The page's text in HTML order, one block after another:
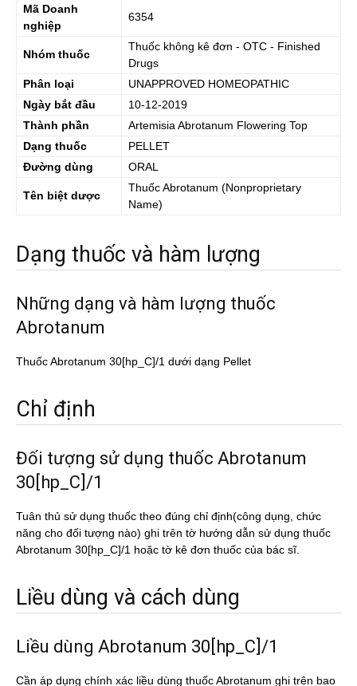
Mã Doanh
nghiệp
6354
Nhóm thuốc
Thuốc không kê đơn - OTC - Finished
Drugs
Phân loại
UNAPPROVED HOMEOPATHIC
Ngày bắt đầu
10-12-2019
Thành phần
Artemisia Abrotanum Flowering Top
Dạng thuốc
PELLET
Đường dùng
ORAL
Tên biệt dược
ThuốcAbrotanum (Nonproprietary
Name)
Dạng thuốc và hàm lượng
Những dạng và hàm lượng thuốc
Abrotanum
Thuốc Abrotanum 30[hp_C]/1 dưới dạng Pellet
Chỉ định
Đối tượng sử dụng thuốc Abrotanum
30[hp_C]/1
Tuân thủ sử dụng thuốc theo đúng chỉ định(công dụng, chức
năng cho đối tượng nào) ghi trên tờ hướng dẫn sử dụng thuốc
Abrotanum 30[hp_C]/1 hoặc tờ kê đơn thuốc của bác sĩ.
Liều dùng và cách dùng
Liều dùng Abrotanum 30[hp_C]/1
Cần áp dụng chính xác liều dùng thuốc Abrotanum ghi trên bao